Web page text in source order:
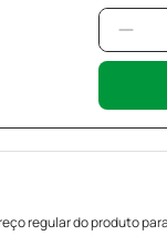
regular do produto